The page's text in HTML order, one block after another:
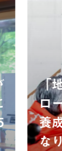
「
ロ
養
な